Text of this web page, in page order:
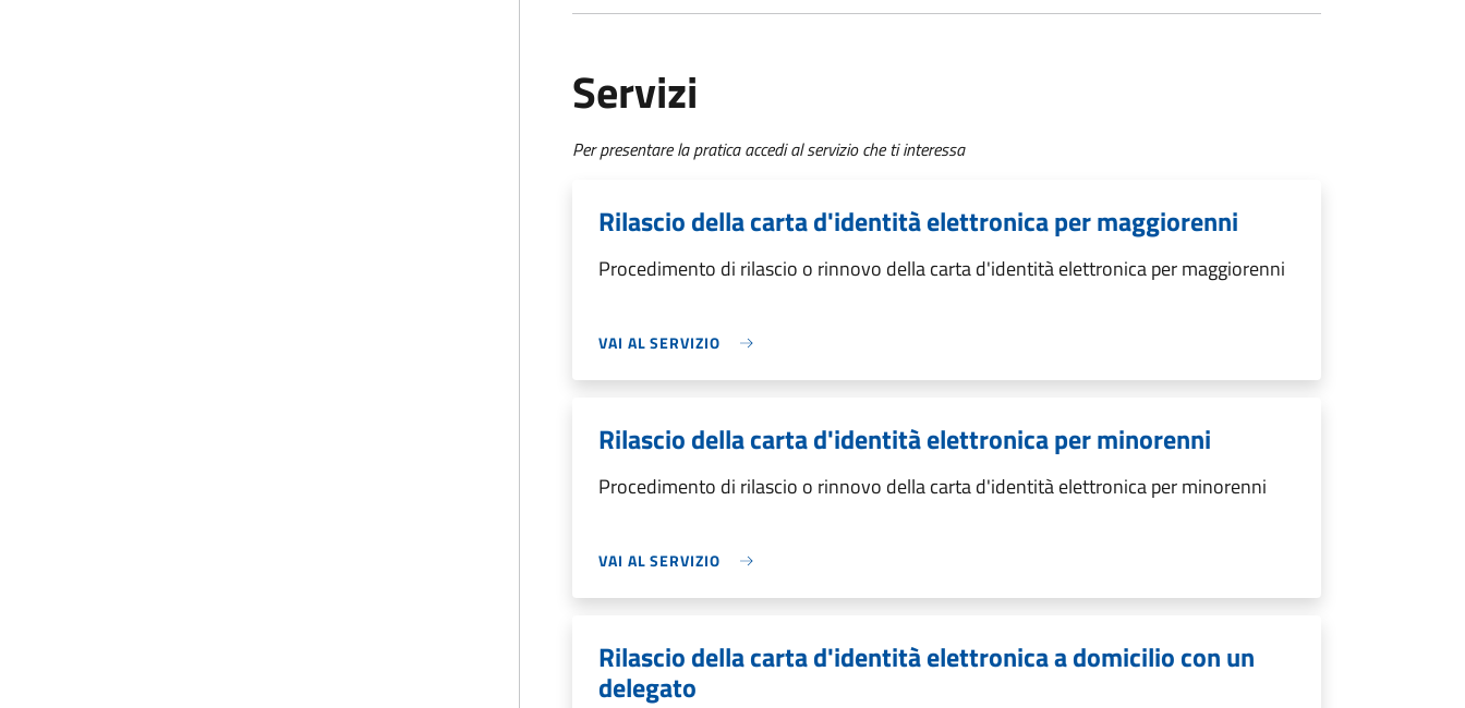
Servizi
Per presentare la pratica accedi al servizio che ti interessa
Rilascio della carta d'identità elettronica per maggiorenni
Procedimento di rilascio o rinnovo della carta d'identità elettronica per maggiorenni
VAI AL SERVIZIO
Rilascio della carta d'identità elettronica per minorenni
Procedimento di rilascio o rinnovo della carta d'identità elettronica per minorenni
VAI AL SERVIZIO
Rilascio della carta d'identità elettronica a domicilio con un
delegato